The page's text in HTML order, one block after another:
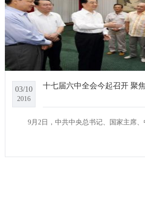
03/10
2016
十七届六中全会今起召开 聚
9月2日，中共中央总书记、国家主席、